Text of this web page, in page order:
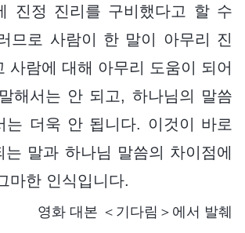
진정 진리를 구비했다고 할 수
므로 사람이 한 말이 아무리 진
사람에 대해 아무리 도움이 되어
해서는 안 되고, 하나님의 말씀
는 더욱 안 됩니다. 이것이 바로
는 말과 하나님 말씀의 차이점에
마한 인식입니다.
영화 대본 ＜기다림＞에서 발췌